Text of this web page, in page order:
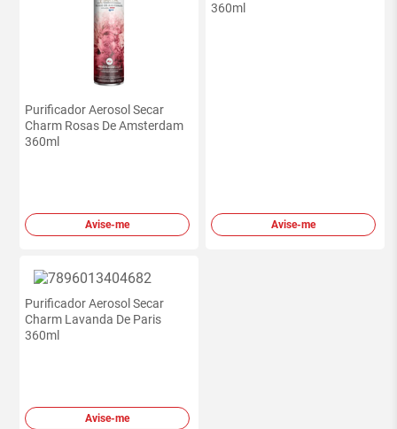
Purificador Aerosol Secar
Charm Rosas De Amsterdam
360ml
Avise-me
360ml
Avise-me
Purificador Aerosol Secar
Charm Lavanda De Paris
360ml
Avise-me